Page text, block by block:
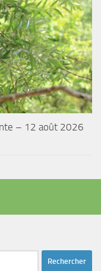
– 12 août 2026